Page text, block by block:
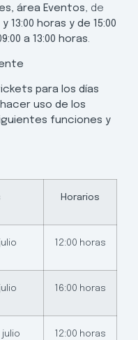
área Eventos, de
13:00 horas y de 15:00
a 13:00 horas.
para los días
uso de los
funciones y
Horarios
12:00 horas
16:00 horas
julio 12:00 horas